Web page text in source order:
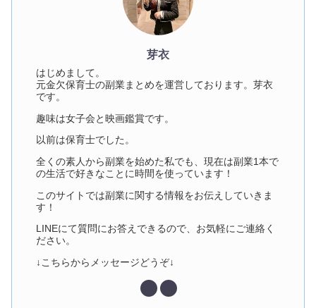
芽衣
はじめまして。
元金欠保育士の副業まとめを運営しております。芽衣
です。
趣味は女子会と映画鑑賞です。
以前は保育士でした。
全くの素人から副業を始めた私でも、現在は副業1本で
の生活で好きなことに時間を使っています！
このサイトでは副業に関する情報をお伝えしていきま
す！
LINEにて質問にお答えできるので、お気軽にご連絡く
ださい。
↓こちらからメッセージどうぞ↓